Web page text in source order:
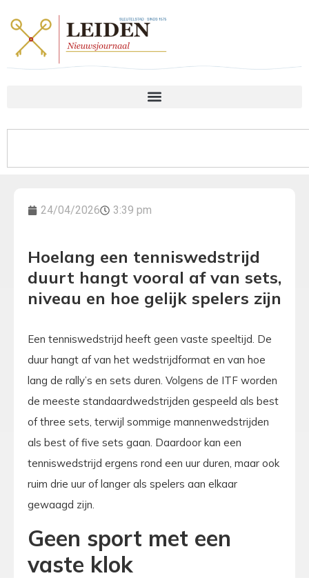
24/04/2026 3:39 pm
Hoelang een tenniswedstrijd
duurt hangt vooral af van sets,
niveau en hoe gelijk spelers zijn
Een tenniswedstrijd heeft geen vaste speeltijd. De
duur hangt af van het wedstrijdformat en van hoe
lang de rally’s en sets duren. Volgens de ITF worden
de meeste standaardwedstrijden gespeeld als best
of three sets, terwijl sommige mannenwedstrijden
als best of five sets gaan. Daardoor kan een
tenniswedstrijd ergens rond een uur duren, maar ook
ruim drie uur of langer als spelers aan elkaar
gewaagd zijn.
Geen sport met een
vaste klok